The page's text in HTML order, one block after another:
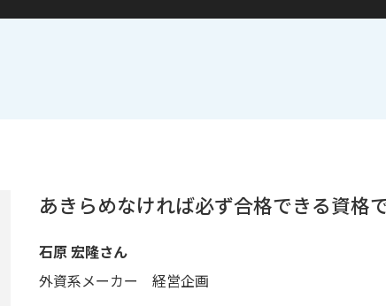
あきらめなければ必ず合格できる資格
石原 宏隆さん
外資系メーカー 経営企画